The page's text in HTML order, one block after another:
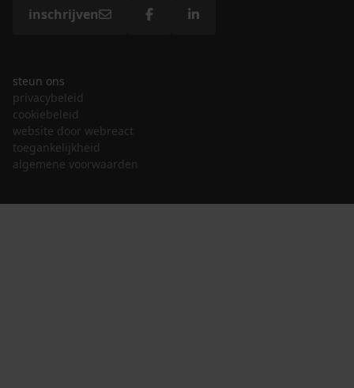
inschrijven
steun ons
privacybeleid
cookiebeleid
website door webreact
toegankelijkheid
algemene voorwaarden